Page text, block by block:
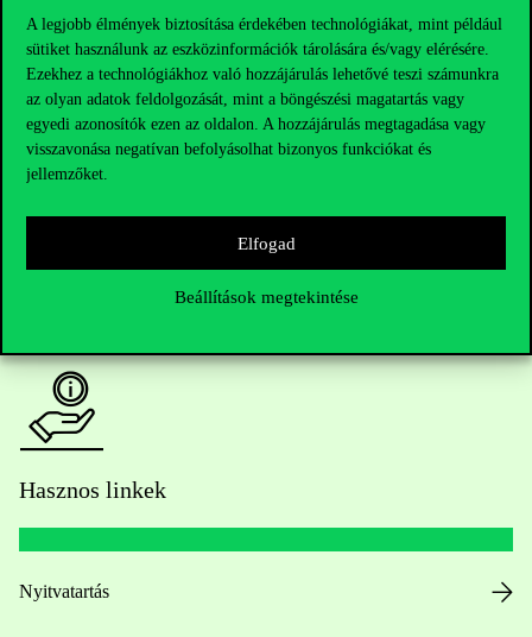
A legjobb élmények biztosítása érdekében technológiákat, mint például
sütiket használunk az eszközinformációk tárolására és/vagy elérésére.
Ezekhez a technológiákhoz való hozzájárulás lehetővé teszi számunkra
az olyan adatok feldolgozását, mint a böngészési magatartás vagy
egyedi azonosítók ezen az oldalon. A hozzájárulás megtagadása vagy
visszavonása negatívan befolyásolhat bizonyos funkciókat és
jellemzőket.
Elfogad
Beállítások megtekintése
Kérdésed van a felvételivel kapcsolatban?
Oktatói elérhetőségek
HUB jelenlegi hallgatóinknak
press@uni-corvinus.hu
Hasznos linkek
Nyitvatartás